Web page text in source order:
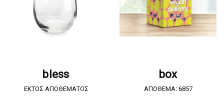
bless
EKTOΣ ΑΠΟΘΕΜΑΤΟΣ
box
ΑΠΟΘΕΜΑ: 6857